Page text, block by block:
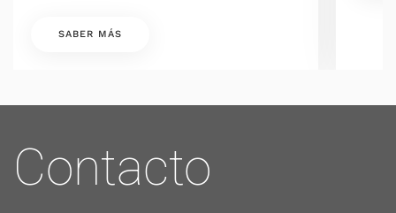
NUESTRO
SABER MÁS
Contacto